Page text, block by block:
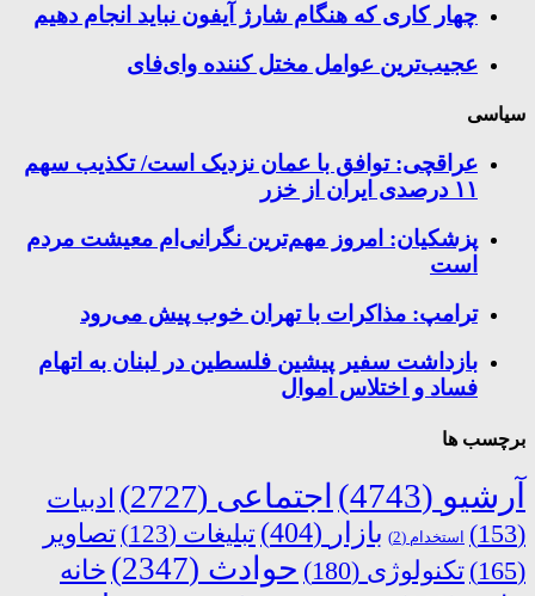
چهار کاری که هنگام شارژ آیفون نباید انجام دهیم
عجیب‌ترین عوامل مختل کننده وای‌فای
سیاسی
عراقچی: توافق با عمان نزدیک است/ تکذیب سهم
۱۱ درصدی ایران از خزر
پزشکیان: امروز مهم‌ترین نگرانی‌ام معیشت مردم
است
ترامپ: مذاکرات با تهران خوب پیش می‌رود
بازداشت سفیر پیشین فلسطین در لبنان به اتهام
فساد و اختلاس اموال
برچسب ها
آرشیو (4743) اجتماعی (2727)
ادبیات
(153)
استخدام (2) بازار (404) تبلیغات (123)
تصاویر
(165)
تکنولوژی (180) حوادث (2347)
خانه